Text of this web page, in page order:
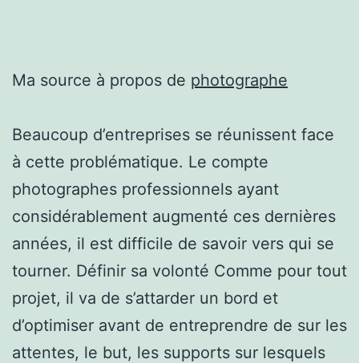
Ma source à propos de photographe
Beaucoup d’entreprises se réunissent face
à cette problématique. Le compte
photographes professionnels ayant
considérablement augmenté ces dernières
années, il est difficile de savoir vers qui se
tourner. Définir sa volonté Comme pour tout
projet, il va de s’attarder un bord et
d’optimiser avant de entreprendre de sur les
attentes, le but, les supports sur lesquels